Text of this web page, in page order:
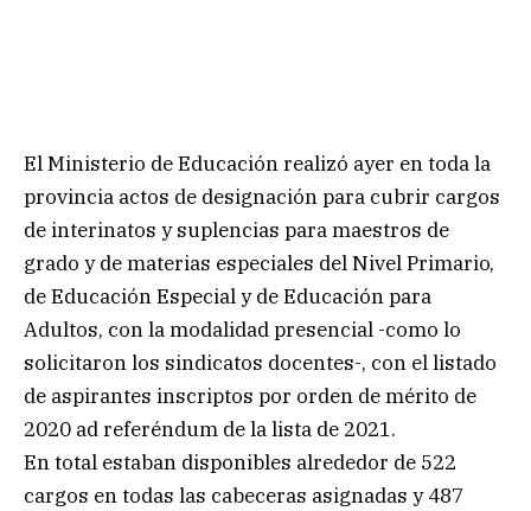
El Ministerio de Educación realizó ayer en toda la
provincia actos de designación para cubrir cargos
de interinatos y suplencias para maestros de
grado y de materias especiales del Nivel Primario,
de Educación Especial y de Educación para
Adultos, con la modalidad presencial -como lo
solicitaron los sindicatos docentes-, con el listado
de aspirantes inscriptos por orden de mérito de
2020 ad referéndum de la lista de 2021.
En total estaban disponibles alrededor de 522
cargos en todas las cabeceras asignadas y 487